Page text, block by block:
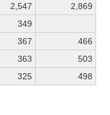
2,547 2,869
349
367
466
363
503
325 498